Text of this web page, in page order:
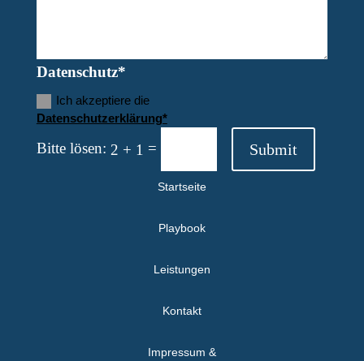
Datenschutz*
Ich akzeptiere die
Datenschutzerklärung*
Bitte lösen: 2 + 1 = Submit
Startseite
Playbook
Leistungen
Kontakt
Impressum &